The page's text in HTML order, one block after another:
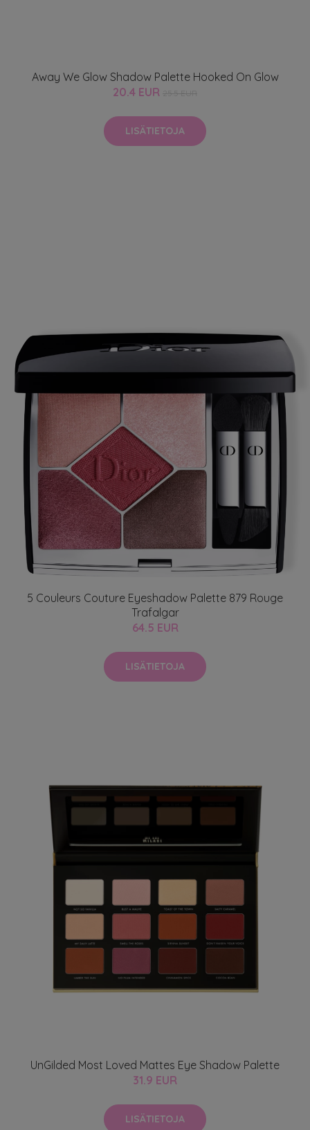
Away We Glow Shadow Palette Hooked On Glow
20.4 EUR
LISÄTIETOJA
5 Couleurs Couture Eyeshadow Palette 879 Rouge
Trafalgar
64.5 EUR
LISÄTIETOJA
UnGilded Most Loved Mattes Eye Shadow Palette
31.9 EUR
LISÄTIETOJA